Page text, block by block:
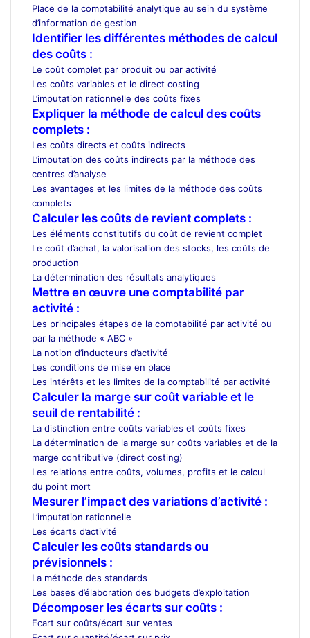
Place de la comptabilité analytique au sein du système
d’information de gestion
Identifier les différentes méthodes de calcul
des coûts :
Le coût complet par produit ou par activité
Les coûts variables et le direct costing
L’imputation rationnelle des coûts fixes
Expliquer la méthode de calcul des coûts
complets :
Les coûts directs et coûts indirects
L’imputation des coûts indirects par la méthode des
centres d’analyse
Les avantages et les limites de la méthode des coûts
complets
Calculer les coûts de revient complets :
Les éléments constitutifs du coût de revient complet
Le coût d’achat, la valorisation des stocks, les coûts de
production
La détermination des résultats analytiques
Mettre en œuvre une comptabilité par
activité :
Les principales étapes de la comptabilité par activité ou
par la méthode « ABC »
La notion d’inducteurs d’activité
Les conditions de mise en place
Les intérêts et les limites de la comptabilité par activité
Calculer la marge sur coût variable et le
seuil de rentabilité :
La distinction entre coûts variables et coûts fixes
La détermination de la marge sur coûts variables et de la
marge contributive (direct costing)
Les relations entre coûts, volumes, profits et le calcul
du point mort
Mesurer l’impact des variations d’activité :
L’imputation rationnelle
Les écarts d’activité
Calculer les coûts standards ou
prévisionnels :
La méthode des standards
Les bases d’élaboration des budgets d’exploitation
Décomposer les écarts sur coûts :
Ecart sur coûts/écart sur ventes